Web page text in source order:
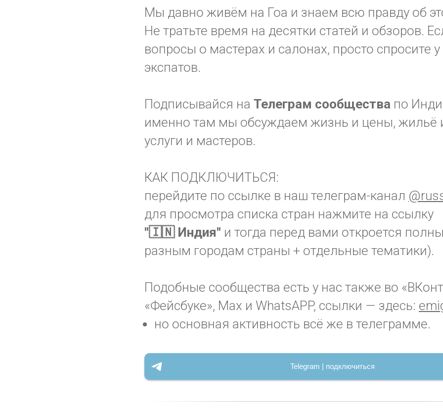
Мы давно живём на Гоа и знаем всю правду об
Не тратьте время на десятки статей и обзоров.
вопросы о мастерах и салонах, просто спросите
экспатов.
Подписывайся на Телеграм сообщества по
именно там мы обсуждаем жизнь и цены, жильё
услуги и мастеров.
КАК ПОДКЛЮЧИТЬСЯ:
перейдите по ссылке в наш телеграм-канал
для просмотра списка стран нажмите на ссылку
"🇮🇳 Индия" и тогда перед вами откроется
разным городам страны + отдельные тематики).
Подобные сообщества есть у нас также во
«Фейсбуке», Max и WhatsAPP, ссылки — здесь:
но основная активность всё же в телеграмме.
Telegram | подключиться